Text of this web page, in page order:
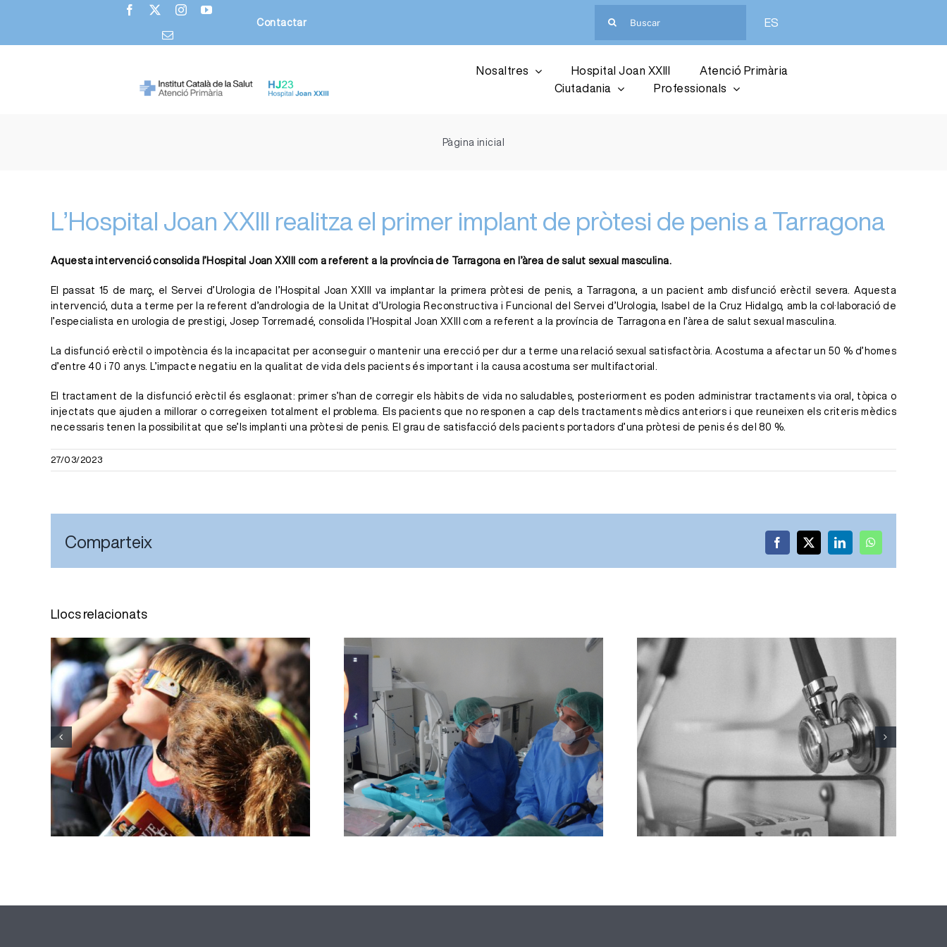
Contactar ES
Nosaltres Hospital Joan XXIII
Atenció Primària
Ciutadania
Professionals
Pàgina inicial
L’Hospital Joan XXIII realitza el primer implant de pròtesi de penis a Tarragona
Aquesta intervenció consolida l’Hospital Joan XXIII com a referent a la província de Tarragona en l’àrea de salut sexual masculina.
El passat 15 de març, el Servei d’Urologia de l’Hospital Joan XXIII va implantar la primera pròtesi de penis, a Tarragona, a un pacient amb disfunció erèctil severa. Aquesta
intervenció, duta a terme per la referent d’andrologia de la Unitat d’Urologia Reconstructiva i Funcional del Servei d’Urologia, Isabel de la Cruz Hidalgo, amb la col·laboració de
l’especialista en urologia de prestigi, Josep Torremadé, consolida l’Hospital Joan XXIII com a referent a la província de Tarragona en l’àrea de salut sexual masculina.
La disfunció erèctil o impotència és la incapacitat per aconseguir o mantenir una erecció per dur a terme una relació sexual satisfactòria. Acostuma a afectar un 50 % d’homes
d’entre 40 i 70 anys. L’impacte negatiu en la qualitat de vida dels pacients és important i la causa acostuma ser multifactorial.
El tractament de la disfunció erèctil és esglaonat: primer s’han de corregir els hàbits de vida no saludables, posteriorment es poden administrar tractaments via oral, tòpica o
injectats que ajuden a millorar o corregeixen totalment el problema. Els pacients que no responen a cap dels tractaments mèdics anteriors i que reuneixen els criteris mèdics
necessaris tenen la possibilitat que se’ls implanti una pròtesi de penis. El grau de satisfacció dels pacients portadors d’una pròtesi de penis és del 80 %.
27/03/2023
Comparteix Facebook
X LinkedInWhatsApp
Llocs relacionats
El Servei d’Oftalmologia de
l’Hospital Joan XXIII reforça la
divulgació per una observació
segura de l’eclipsi
L’Hospital Joan XXIII
incorpora una tècnica per
obtenir mostres de teixit
pulmonar sense necessitat de
cirurgia
L’Hospital Joan XXIII fa
seguiment d’un centenar de
pacients amb Sjögren primari